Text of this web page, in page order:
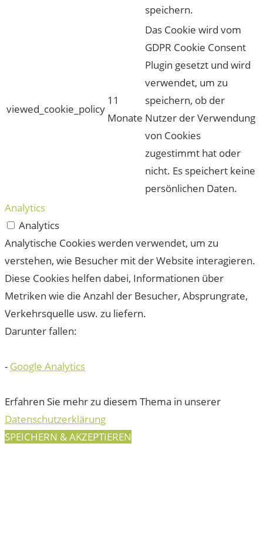
speichern.
viewed_cookie_policy
11
Monate
Das Cookie wird vom
GDPR Cookie Consent
Plugin gesetzt und wird
verwendet, um zu
speichern, ob der
Nutzer der Verwendung
von Cookies
zugestimmt hat oder
nicht. Es speichert keine
persönlichen Daten.
Analytics
Analytics
Analytische Cookies werden verwendet, um zu
verstehen, wie Besucher mit der Website interagieren.
Diese Cookies helfen dabei, Informationen über
Metriken wie die Anzahl der Besucher, Absprungrate,
Verkehrsquelle usw. zu liefern.
Darunter fallen:
- Google Analytics
Erfahren Sie mehr zu diesem Thema in unserer
Datenschutzerklärung
SPEICHERN & AKZEPTIEREN